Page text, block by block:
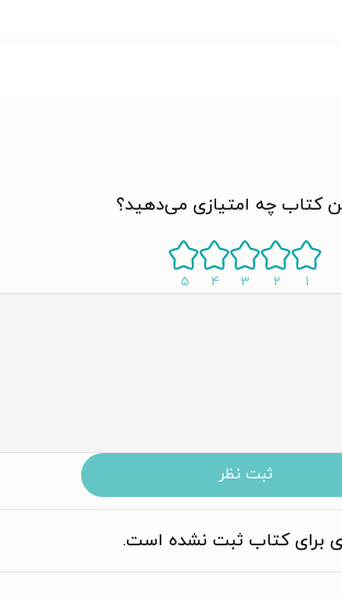
کتاب چه امتیازی می‌دهید؟
۱ ۲ ۳ ۴ ۵
ثبت نظر
برای کتاب ثبت نشده است.